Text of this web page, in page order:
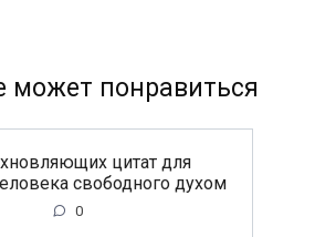
может понравиться
цитат для
свободного духом
0